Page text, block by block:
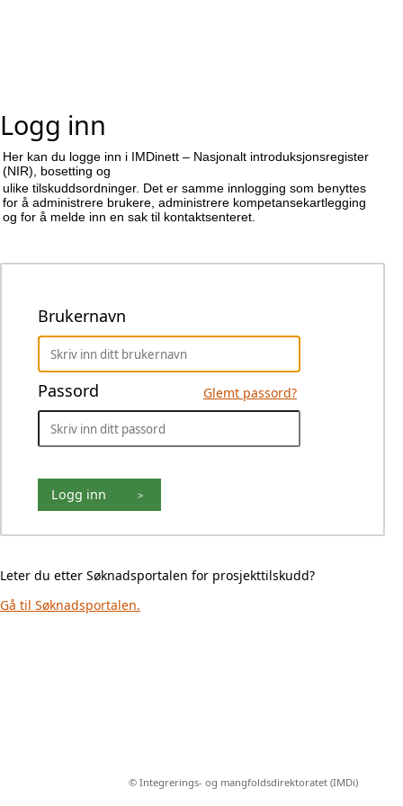
Logg inn
Her kan du logge inn i IMDinett – Nasjonalt introduksjonsregister
(NIR), bosetting og
ulike tilskuddsordninger. Det er samme innlogging som benyttes
for å administrere brukere, administrere kompetansekartlegging
og for å melde inn en sak til kontaktsenteret.
Brukernavn
Passord Glemt passord?
Logg inn >
Leter du etter Søknadsportalen for prosjekttilskudd?
Gå til Søknadsportalen.
© Integrerings- og mangfoldsdirektoratet (IMDi)